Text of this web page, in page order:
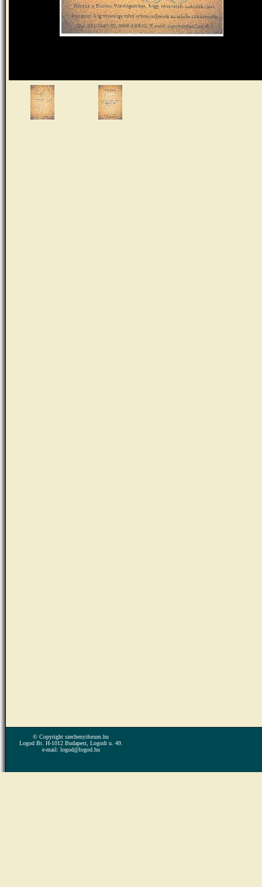
© Copyright szechenyiforum.hu
Logod Bt. H-1012 Budapest, Logodi u. 49.
e-mail: logod@logod.hu